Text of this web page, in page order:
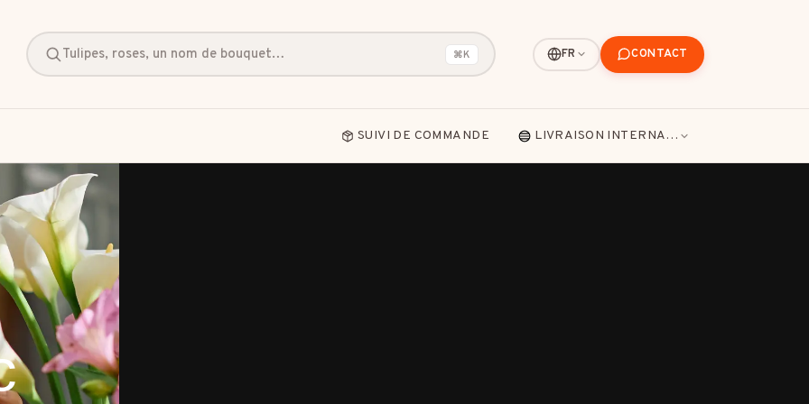
Tulipes, roses, un nom de bouquet… ⌘K FR CONTACT
SUIVI DE COMMANDE LIVRAISON INTERNATIONALE
/ Cadeau d'affaires